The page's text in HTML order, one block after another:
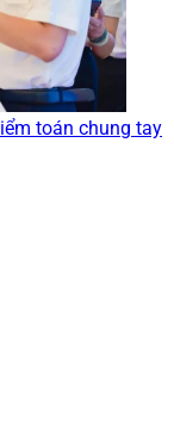
toán chung tay